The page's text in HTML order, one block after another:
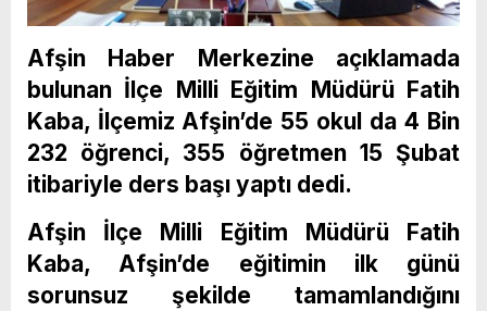
Afşin Haber Merkezine açıklamada
bulunan İlçe Milli Eğitim Müdürü Fatih
Kaba, İlçemiz Afşin’de 55 okul da 4 Bin
232 öğrenci, 355 öğretmen 15 Şubat
itibariyle ders başı yaptı dedi.
Afşin İlçe Milli Eğitim Müdürü Fatih
Kaba, Afşin’de eğitimin ilk günü
sorunsuz şekilde tamamlandığını